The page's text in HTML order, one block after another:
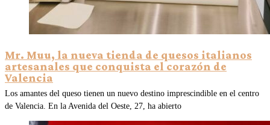
Mr. Muu, la nueva tienda de quesos italianos
artesanales que conquista el corazón de
Valencia
Los amantes del queso tienen un nuevo destino imprescindible en el centro
de Valencia. En la Avenida del Oeste, 27, ha abierto